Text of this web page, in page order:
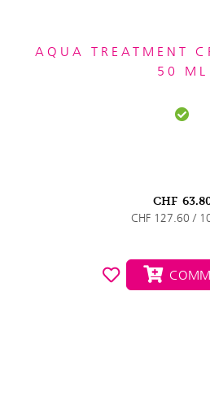
AQUA TREATMENT
50 ML
CHF
CHF 127.60 /